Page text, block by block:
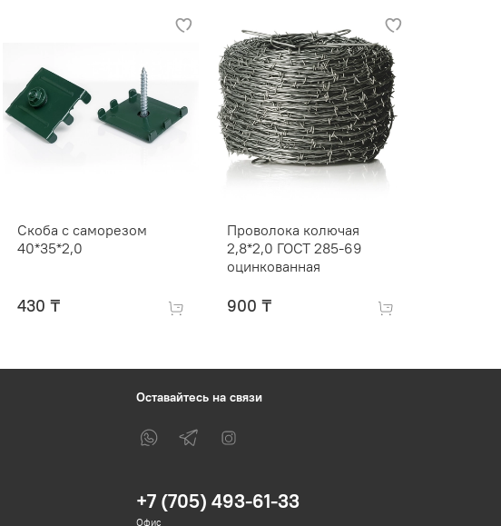
Скоба с саморезом
40*35*2,0
430 ₸
Проволока колючая
2,8*2,0 ГОСТ 285-69
оцинкованная
900 ₸
Оставайтесь на связи
+7 (705) 493-61-33
Офис